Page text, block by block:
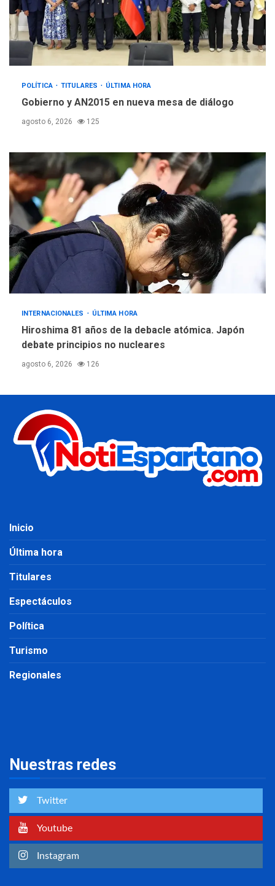
POLÍTICA TITULARES ÚLTIMA HORA
Gobierno y AN2015 en nueva mesa de diálogo
agosto 6, 2026 125
INTERNACIONALES ÚLTIMA HORA
Hiroshima 81 años de la debacle atómica. Japón
debate principios no nucleares
agosto 6, 2026 126
Inicio
Última hora
Titulares
Espectáculos
Política
Turismo
Regionales
Nuestras redes
Twitter
Youtube
Instagram